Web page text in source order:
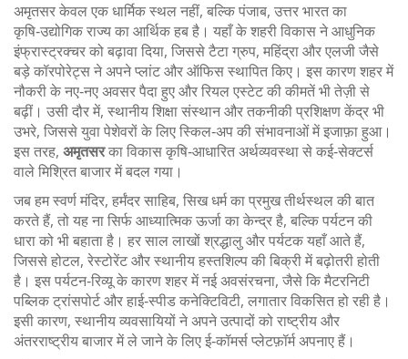
अमृतसर केवल एक धार्मिक स्थल नहीं, बल्किपंजाब, उत्तर भारत का
कृषि‑उद्योगिक राज्यका आर्थिक हब है। यहाँ के शहरी विकास ने आधुनिक
इंफ्रास्ट्रक्चर को बढ़ावा दिया, जिससे टैटा ग्रुप, महिंद्रा और एलजी जैसे
बड़े कॉरपोरेट्स ने अपने प्लांट और ऑफिस स्थापित किए। इस कारण शहर में
नौकरी के नए‑नए अवसर पैदा हुए और रियल एस्टेट की कीमतें भी तेज़ी से
बढ़ीं। उसी दौर में, स्थानीय शिक्षा संस्थान और तकनीकी प्रशिक्षण केंद्र भी
उभरे, जिससे युवा पेशेवरों के लिए स्किल‑अप की संभावनाओं में इजाफ़ा हुआ।
इस तरह, अमृतसरका विकास कृषि‑आधारित अर्थव्यवस्था से कई‑सेक्टर्स
वाले मिश्रित बाजार में बदल गया।
जब हमस्वर्ण मंदिर, हर्मंदर साहिब, सिख धर्म का प्रमुख तीर्थस्थलकी बात
करते हैं, तो यह ना सिर्फ आध्यात्मिक ऊर्जा का केन्द्र है, बल्कि पर्यटन की
धारा को भी बहाता है। हर साल लाखों श्रद्धालु और पर्यटक यहाँ आते हैं,
जिससे होटल, रेस्टोरेंट और स्थानीय हस्तशिल्प की बिक्री में बढ़ोतरी होती
है। इस पर्यटन‑रिव्यू के कारण शहर में नई अवसंरचना, जैसे कि मैटरनिटी
पब्लिक ट्रांसपोर्ट और हाई‑स्पीड कनेक्टिविटी, लगातार विकसित हो रही है।
इसी कारण, स्थानीय व्यवसायियों ने अपने उत्पादों को राष्ट्रीय और
अंतरराष्ट्रीय बाजार में ले जाने के लिए ई‑कॉमर्स प्लेटफ़ॉर्म अपनाए हैं।